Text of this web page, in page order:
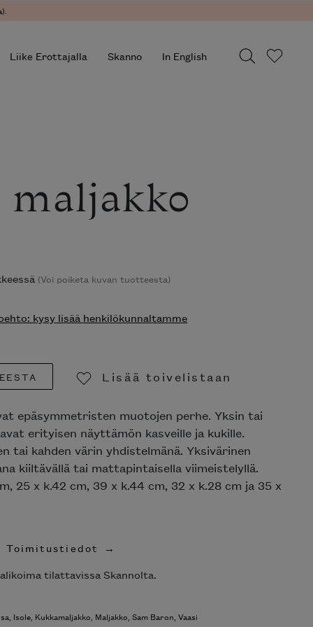
Liike Erottajalla Skanno In English
maljakko
(Voi poiketa kuvan tuotteesta)
kysy lisää henkilökunnaltamme
Lisää toivelistaan
epäsymmetristen muotojen perhe. Yksin tai
erityisen näyttämön kasveille ja kukille.
tai kahden värin yhdistelmänä. Yksivärinen
kiiltävällä tai mattapintaisella viimeistelyllä.
25 x k.42 cm, 39 x k.44 cm, 32 x k.28 cm ja 35 x
Toimitustiedot
tilattavissa Skannolta.
, Isole, Kukkamaljakko, Maljakko,Sam Baron,Vaasi